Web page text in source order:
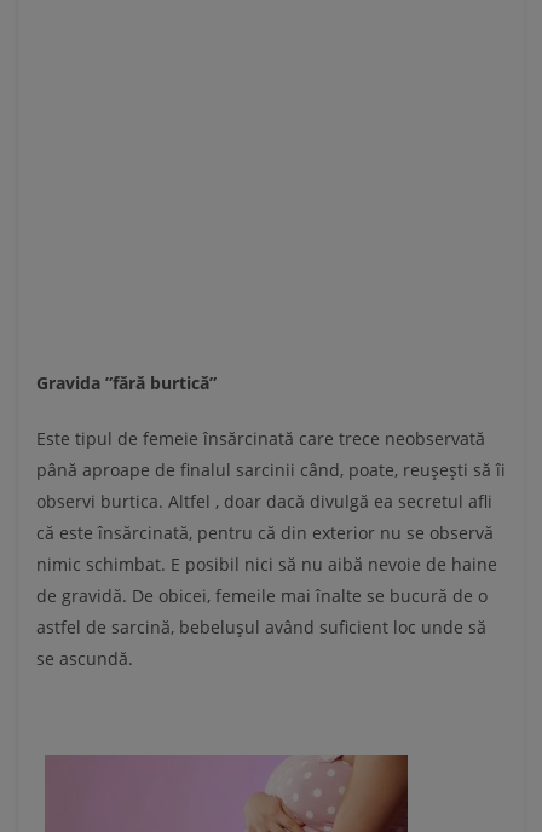
Gravida ”fără burtică”
Este tipul de femeie însărcinată care trece neobservată
până aproape de finalul sarcinii când, poate, reuşeşti să îi
observi burtica. Altfel , doar dacă divulgă ea secretul afli
că este însărcinată, pentru că din exterior nu se observă
nimic schimbat. E posibil nici să nu aibă nevoie de haine
de gravidă. De obicei, femeile mai înalte se bucură de o
astfel de sarcină, bebeluşul având suficient loc unde să
se ascundă.